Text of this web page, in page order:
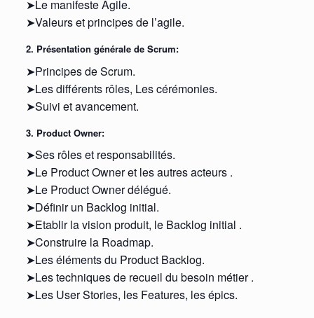
➤Le manifeste Agile.
➤Valeurs et principes de l’agile.
2. Présentation générale de Scrum:
➤Principes de Scrum.
➤Les différents rôles, Les cérémonies.
➤Suivi et avancement.
3. Product Owner:
➤Ses rôles et responsabilités.
➤Le Product Owner et les autres acteurs .
➤Le Product Owner délégué.
➤Définir un Backlog initial.
➤Etablir la vision produit, le Backlog initial .
➤Construire la Roadmap.
➤Les éléments du Product Backlog.
➤Les techniques de recueil du besoin métier .
➤Les User Stories, les Features, les épics.